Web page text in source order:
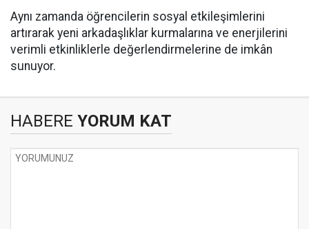
Aynı zamanda öğrencilerin sosyal etkileşimlerini
artırarak yeni arkadaşlıklar kurmalarına ve enerjilerini
verimli etkinliklerle değerlendirmelerine de imkân
sunuyor.
HABERE YORUM KAT